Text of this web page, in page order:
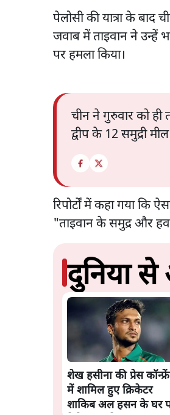
पेलोसी की यात्रा के बाद
जवाब में ताइवान ने उन्हें
पर हमला किया।
चीन ने गुरुवार को
द्वीप के 12 समुद्री
रिपोर्टों में कहा गया
"ताइवान के समुद्र और
दुनिया
शेख हसीना की प्रेस
में शामिल हुए क्रिकेटर
शाकिब अल हसन के घर